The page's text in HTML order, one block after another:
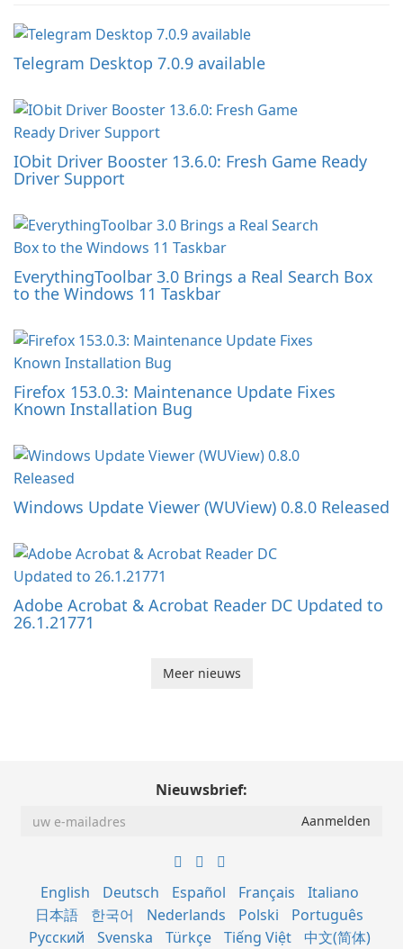
Telegram Desktop 7.0.9 available
IObit Driver Booster 13.6.0: Fresh Game Ready
Driver Support
EverythingToolbar 3.0 Brings a Real Search Box
to the Windows 11 Taskbar
Firefox 153.0.3: Maintenance Update Fixes
Known Installation Bug
Windows Update Viewer (WUView) 0.8.0 Released
Adobe Acrobat & Acrobat Reader DC Updated to
26.1.21771
Meer nieuws
Nieuwsbrief:
English Deutsch Español Français
Italiano
日本語
한국어 Nederlands Polski
Português
Русский
Svenska Türkçe Tiếng Việt
中文(简体)